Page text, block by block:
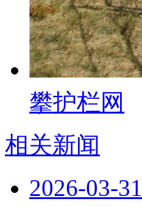
攀护栏网
相关新闻
2026-03-31